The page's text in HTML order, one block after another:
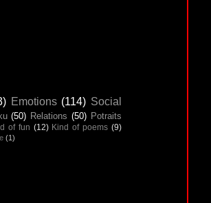
Emotions (114) Social
(50) Relations (50) Potraits
of fun (12) Kind of poems (9)
(1)